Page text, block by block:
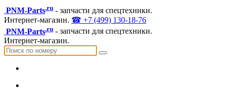
PNM-Parts.ru - запчасти для спецтехники.
Интернет-магазин. ☎ +7 (499) 130-18-76
PNM-Parts.ru - запчасти для спецтехники.
Интернет-магазин.